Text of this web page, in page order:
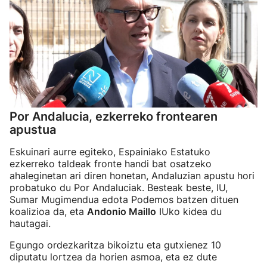
Por Andalucia, ezkerreko frontearen
apustua
Eskuinari aurre egiteko, Espainiako Estatuko
ezkerreko taldeak fronte handi bat osatzeko
ahaleginetan ari diren honetan, Andaluzian apustu hori
probatuko du Por Andaluciak. Besteak beste, IU,
Sumar Mugimendua edota Podemos batzen dituen
koalizioa da, eta Andonio Maillo IUko kidea du
hautagai.
Egungo ordezkaritza bikoiztu eta gutxienez 10
diputatu lortzea da horien asmoa, eta ez dute